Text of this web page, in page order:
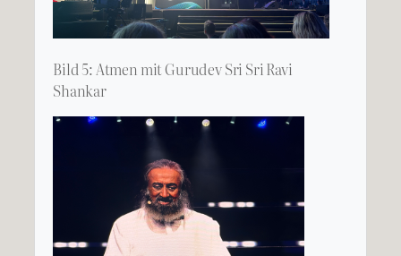
Bild 5: Atmen mit Gurudev Sri Sri Ravi
Shankar